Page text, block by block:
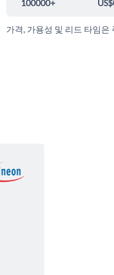
100000+
가격, 가용성 및 리드 타임